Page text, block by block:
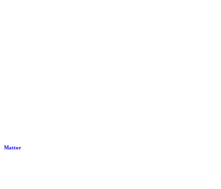
Mattor